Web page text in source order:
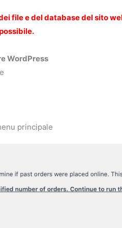
file e del database del sito
WordPress
principale